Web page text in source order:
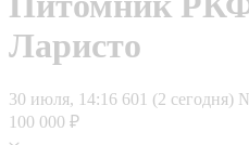
Ларисто
30 июля, 14:16 601 (2 сегодня)
100 000 ₽